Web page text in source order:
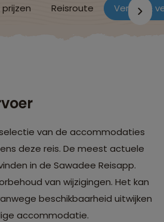
Reisroute Verblijf &
van de accommodaties
deze reis. De meest actuele
in de Sawadee Reisapp.
van wijzigingen. Het kan
beschikbaarheid uitwijken
accommodatie.